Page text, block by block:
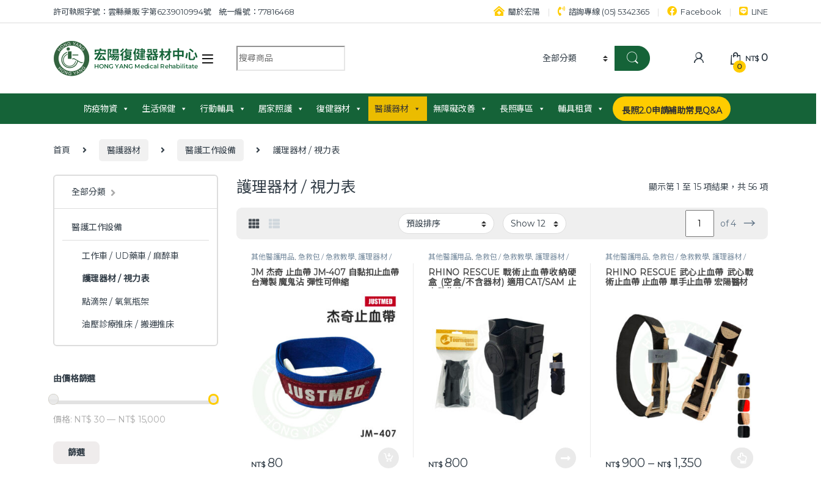
Skip to navigation
Skip to content許可執照字號：雲縣藥販 字第6239010994號 統一編號：77816468 關於宏陽 諮詢專線 (05) 5342365 Facebook LINE
搜尋商品：
0
NT$0
防疫物資 生活保健 行動輔具 居家照護 復健器材 醫護器材 無障礙改善 長照專區 輔具租賃 長照2.0申請補助常見Q&A
首頁 醫護器材 醫護工作設備 護理器材 / 視力表
護理器材 / 視力表 顯示第 1 至 15 項結果，共 56 項
of 4 →
其他醫護用品 急救包 / 急救教學, 護理器材 /
視力表,醫護器材,醫護工作設備
JM 杰奇 止血帶 JM-407 自黏扣止血帶
台灣製 魔鬼沾 彈性可伸縮
NT$80
其他醫護用品 急救包 / 急救教學, 護理器材 /
視力表 , 醫護器材 ,醫護工作設備
RHINO RESCUE 戰術止血帶收納硬
盒 (空盒/不含器材) 適用CAT/SAM 止
血帶收納
NT$800
其他醫護用品 急救包 / 急救教學, 護理器材 /
視力表 , 醫護器材 ,醫護工作設備
RHINO RESCUE 武心止血帶 武心戰
術止血帶 止血帶 單手止血帶 宏陽醫材
NT$900 – NT$1,350價格範圍：NT$ 900
此產品有多種款式。 可在產品頁面選擇選項
全部分類
醫護工作設備
工作車 / UD藥車 / 麻醉車
護理器材 / 視力表
點滴架 / 氧氣瓶架
油壓診療推床 / 搬運推床
由價格篩選
最低價格
最高價格
篩選
價格: NT$ 30 — NT$ 15,000